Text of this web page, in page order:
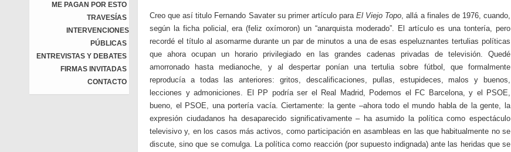
ME PAGAN POR ESTO
TRAVESÍAS
INTERVENCIONES
PÚBLICAS
ENTREVISTAS Y DEBATES
FIRMAS INVITADAS
CONTACTO
Creo que así titulo Fernando Savater su primer artículo paraEl Viejo Topo, allá a finales de 1976, cuando,
según la ficha policial, era (feliz oxímoron) un “anarquista moderado”. El artículo es una tontería, pero
recordé el título al asomarme durante un par de minutos a una de esas espeluznantes tertulias políticas
que ahora ocupan un horario privilegiado en las grandes cadenas privadas de televisión. Quedé
amorronado hasta medianoche, y al despertar ponían una tertulia sobre fútbol, que formalmente
reproducía a todas las anteriores: gritos, descalificaciones, pullas, estupideces, malos y buenos,
lecciones y admoniciones. El PP podría ser el Real Madrid, Podemos el FC Barcelona, y el PSOE,
bueno, el PSOE, una portería vacía. Ciertamente: la gente –ahora todo el mundo habla de la gente, la
expresión ciudadanos ha desaparecido significativamente – ha asumido la política como espectáculo
televisivo y, en los casos más activos, como participación en asambleas en las que habitualmente no se
discute, sino que se comulga. La política como reacción (por supuesto indignada) ante las heridas que se